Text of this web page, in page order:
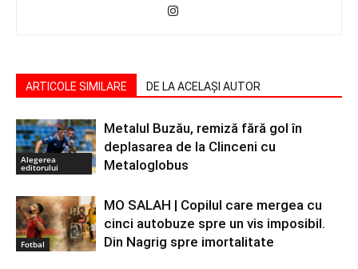
ARTICOLE SIMILARE DE LA ACELAȘI AUTOR
Alegerea
editorului
Metalul Buzău, remiză fără gol în
deplasarea de la Clinceni cu
Metaloglobus
Fotbal
MO SALAH | Copilul care mergea cu
cinci autobuze spre un vis imposibil.
Din Nagrig spre imortalitate